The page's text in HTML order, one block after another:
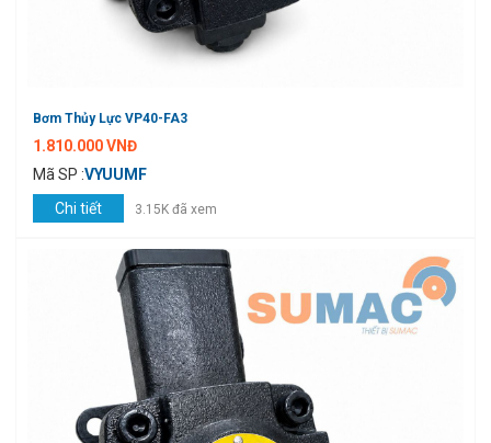
Bơm Thủy Lực VP40-FA3
1.810.000 VNĐ
Mã SP :VYUUMF
Chi tiết
3.15K đã xem